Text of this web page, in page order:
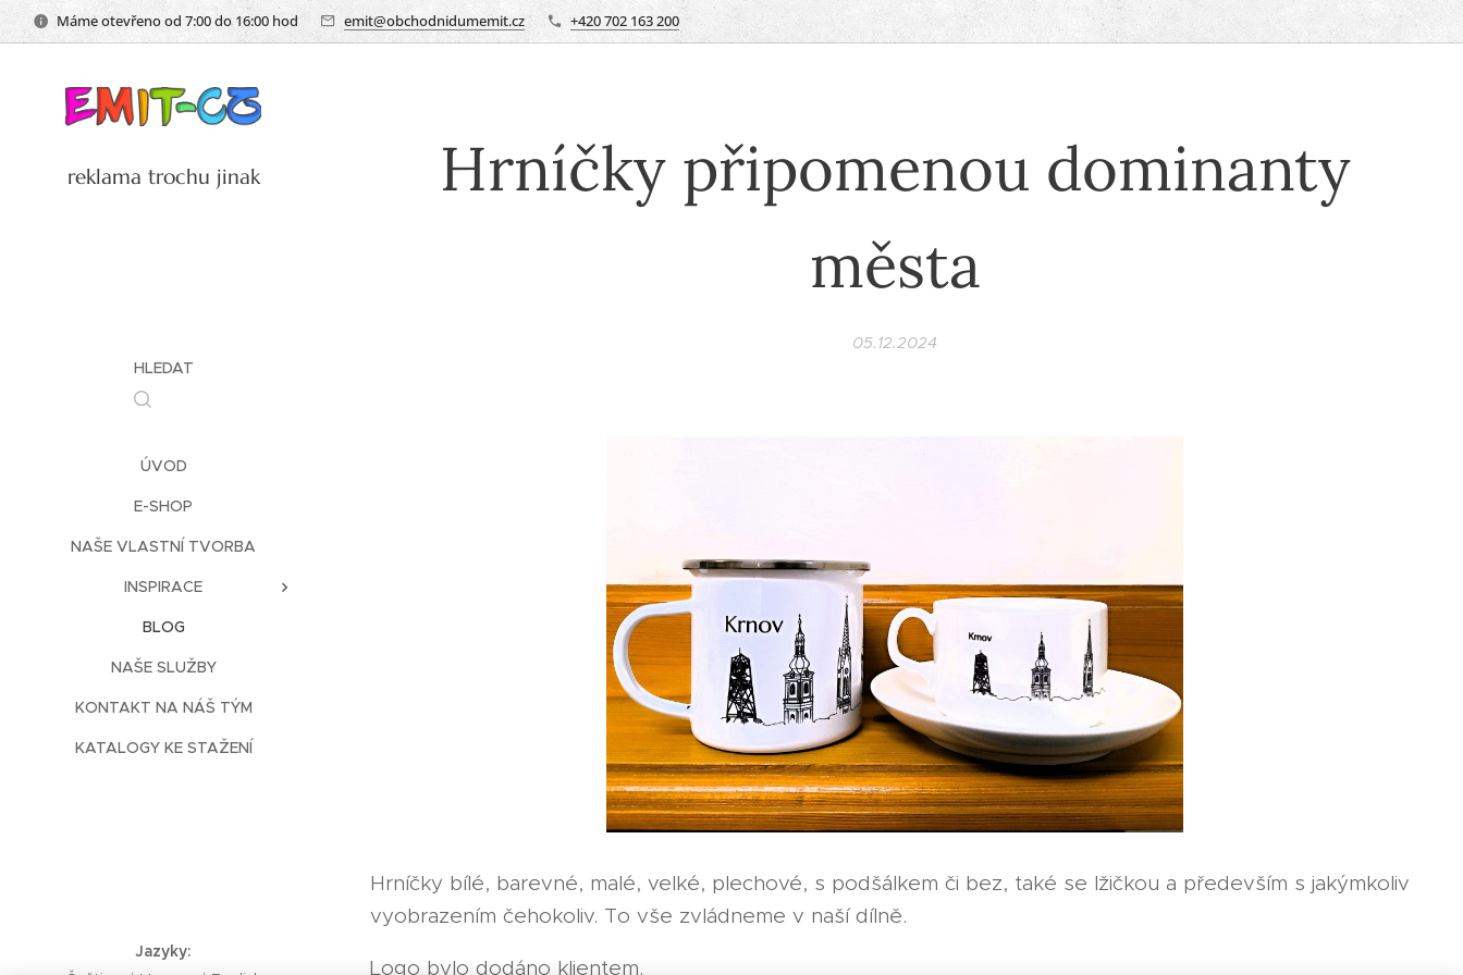
Máme otevřeno od 7:00 do 16:00 hod emit@obchodnidumemit.cz +420 702 163 200
reklama trochu jinak
HLEDAT
ÚVOD
E-SHOP
NAŠE VLASTNÍ TVORBA
INSPIRACE
BLOG
NAŠE SLUŽBY
KONTAKT NA NÁŠ TÝM
KATALOGY KE STAŽENÍ
Hrníčky připomenou dominanty
města
05.12.2024
Hrníčky bílé, barevné, malé, velké, plechové, s podšálkem či bez, také se lžičkou a především s jakýmkoliv
vyobrazením čehokoliv. To vše zvládneme v naší dílně.
Logo bylo dodáno klientem.
Jazyky